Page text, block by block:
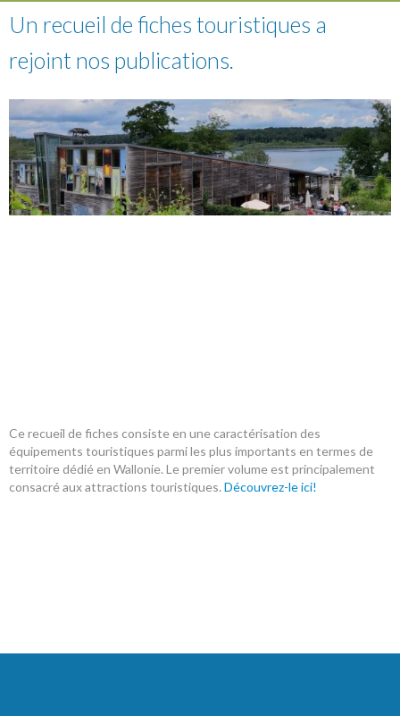
Un recueil de fiches touristiques a
rejoint nos publications.
Ce recueil de fiches consiste en une caractérisation des
équipements touristiques parmi les plus importants en termes de
territoire dédié en Wallonie. Le premier volume est principalement
consacré aux attractions touristiques. Découvrez-le ici!